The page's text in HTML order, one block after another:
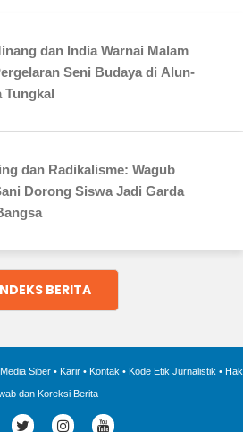
dan India Warnai Malam
Seni Budaya di Alun-
Tungkal
dan Radikalisme: Wagub
Dorong Siswa Jadi Garda
BERITA
Siber• Karir• Kontak • Kode Etik Jurnalistik • Hak
dan Koreksi Berita